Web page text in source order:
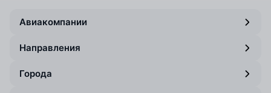
Авиакомпании
Направления
Города